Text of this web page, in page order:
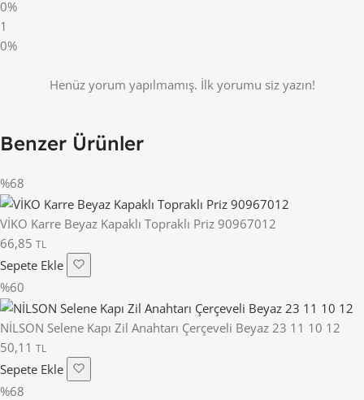
0%
1
0%
Henüz yorum yapılmamış. İlk yorumu siz yazın!
Benzer Ürünler
%68
VİKO Karre Beyaz Kapaklı Topraklı Priz 90967012
66,85 TL
Sepete Ekle
%60
NİLSON Selene Kapı Zil Anahtarı Çerçeveli Beyaz 23 11 10 12
50,11 TL
Sepete Ekle
%68